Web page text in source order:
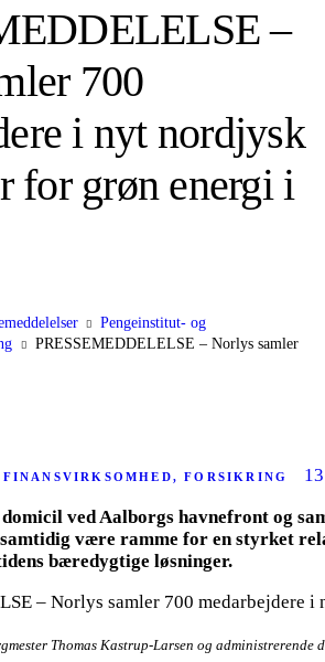
–
700
i nyt nordjysk
for grøn energi i
Pengeinstitut- og
PRESSEMEDDELELSE – Norlys samler
FORSIKRING
ved Aalborgs havnefront og
være ramme for en styrket
bæredygtige løsninger.
Thomas Kastrup-Larsen og